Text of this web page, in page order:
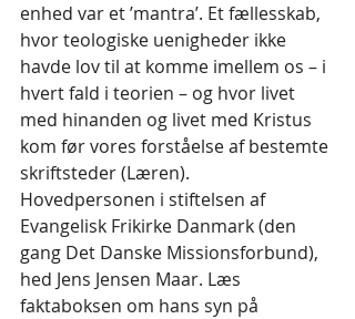
enhed var et ’mantra’. Et fællesskab,
hvor teologiske uenigheder ikke
havde lov til at komme imellem os – i
hvert fald i teorien – og hvor livet
med hinanden og livet med Kristus
kom før vores forståelse af bestemte
skriftsteder (Læren).
Hovedpersonen i stiftelsen af
Evangelisk Frikirke Danmark (den
gang Det Danske Missionsforbund),
hed Jens Jensen Maar. Læs
faktaboksen om hans syn på